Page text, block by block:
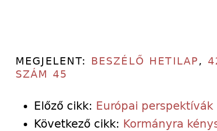
MEGJELENT: BESZÉLŐ HETILAP ,
SZÁM 45
Előző cikk: Európai perspektívák
Következő cikk: Kormányra